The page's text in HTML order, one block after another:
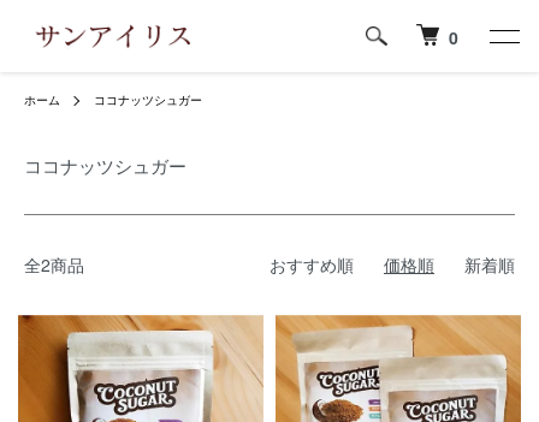
0
ホーム ココナッツシュガー
ココナッツシュガー
全2商品 おすすめ順 価格順 新着順